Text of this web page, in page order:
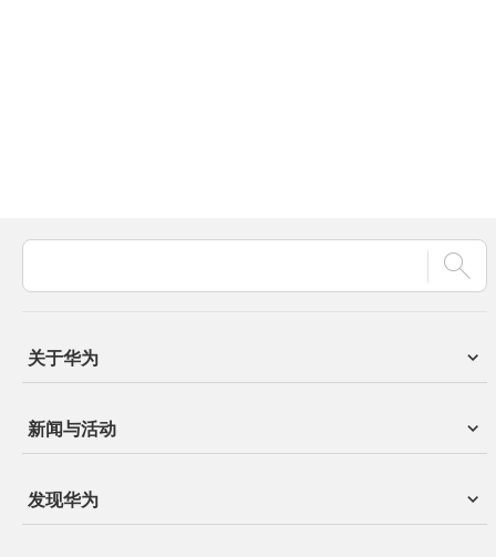
关于华为
新闻与活动
发现华为